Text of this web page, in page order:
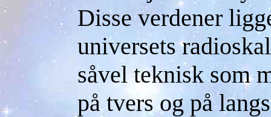
Disse verdener
universets
såvel teknisk som
på tvers og på